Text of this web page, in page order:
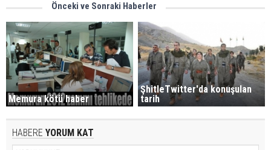
Önceki ve Sonraki Haberler
Memura kötü haber
ŞhitleTwitter'da konuşulan
tarih
HABERE YORUM KAT